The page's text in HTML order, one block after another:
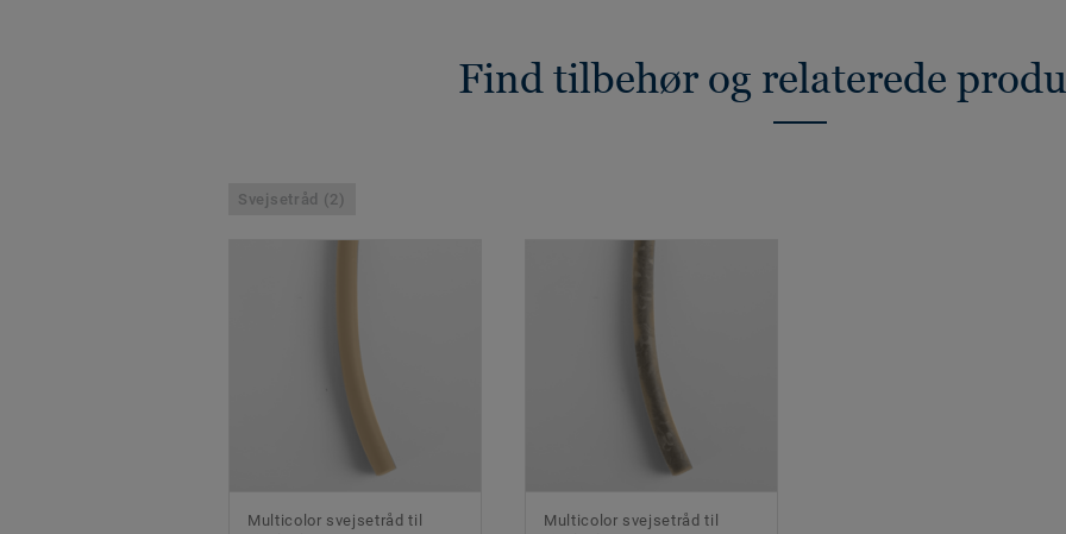
Find tilbehør og relaterede
Svejsetråd (2)
Multicolor svejsetråd til
Multicolor svejsetråd til